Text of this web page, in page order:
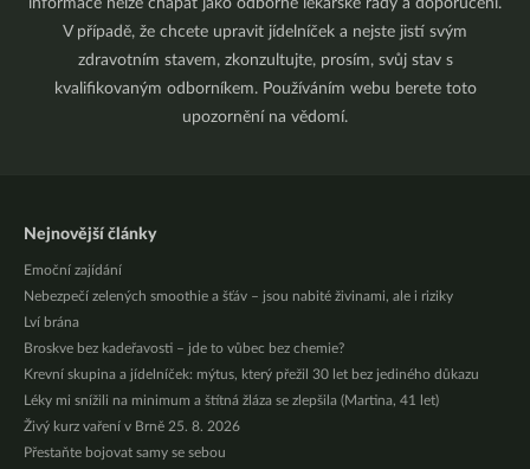
informace nelze chápat jako odborné lékařské rady a doporučení.
V případě, že chcete upravit jídelníček a nejste jistí svým
zdravotním stavem, zkonzultujte, prosím, svůj stav s
kvalifikovaným odborníkem. Používáním webu berete toto
upozornění na vědomí.
Nejnovější články
Emoční zajídání
Nebezpečí zelených smoothie a šťáv – jsou nabité živinami, ale i riziky
Lví brána
Broskve bez kadeřavosti – jde to vůbec bez chemie?
Krevní skupina a jídelníček: mýtus, který přežil 30 let bez jediného důkazu
Léky mi snížili na minimum a štítná žláza se zlepšila (Martina, 41 let)
Živý kurz vaření v Brně 25. 8. 2026
Přestaňte bojovat samy se sebou